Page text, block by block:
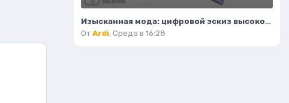
Изысканная мода: цифровой эскиз высокой детализации и безупречного стиля. Картинка из нейронной сети Flux
От Ardi, Среда в 16:28